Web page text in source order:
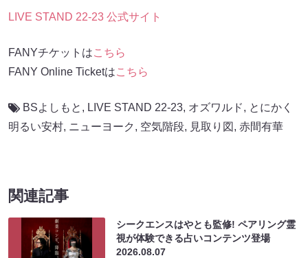
LIVE STAND 22-23 公式サイト
FANYチケットはこちら
FANY Online Ticketはこちら
BSよしもと , LIVE STAND 22-23, オズワルド, とにかく
明るい安村, ニューヨーク , 空気階段, 見取り図 , 赤間有華
関連記事
シークエンスはやとも監修! ペアリング霊
視が体験できる占いコンテンツ登場
2026.08.07